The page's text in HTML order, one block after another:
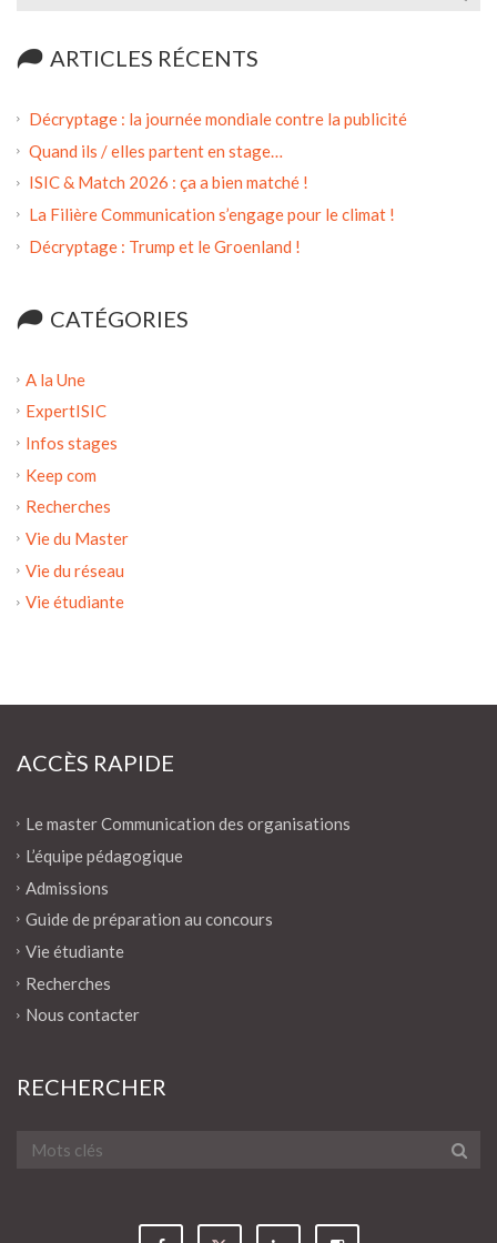
ARTICLES RÉCENTS
Décryptage : la journée mondiale contre la publicité
Quand ils / elles partent en stage…
ISIC & Match 2026 : ça a bien matché !
La Filière Communication s’engage pour le climat !
Décryptage : Trump et le Groenland !
CATÉGORIES
A la Une
ExpertISIC
Infos stages
Keep com
Recherches
Vie du Master
Vie du réseau
Vie étudiante
ACCÈS RAPIDE
Le master Communication des organisations
L’équipe pédagogique
Admissions
Guide de préparation au concours
Vie étudiante
Recherches
Nous contacter
RECHERCHER